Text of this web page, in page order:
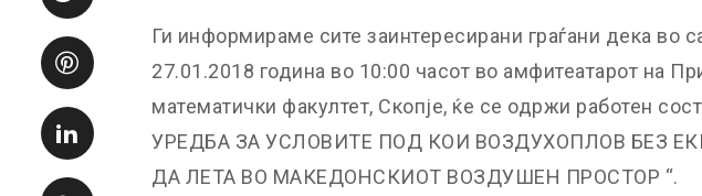
Ги информираме сите заинтересирани граѓани дека во
27.01.2018 година во 10:00 часот во амфитеатарот на
математички факултет, Скопје, ќе се одржи работен
УРЕДБА ЗА УСЛОВИТЕ ПОД КОИ ВОЗДУХОПЛОВ БЕЗ
ДА ЛЕТА ВО МАКЕДОНСКИОТ ВОЗДУШЕН ПРОСТОР “.